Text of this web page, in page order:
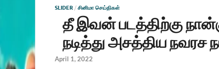
SLIDER / சினிமா செய்திகள்
தீ இவன் படத்திற்கு
நடித்து அசத்திய நவரச
April 1, 2022